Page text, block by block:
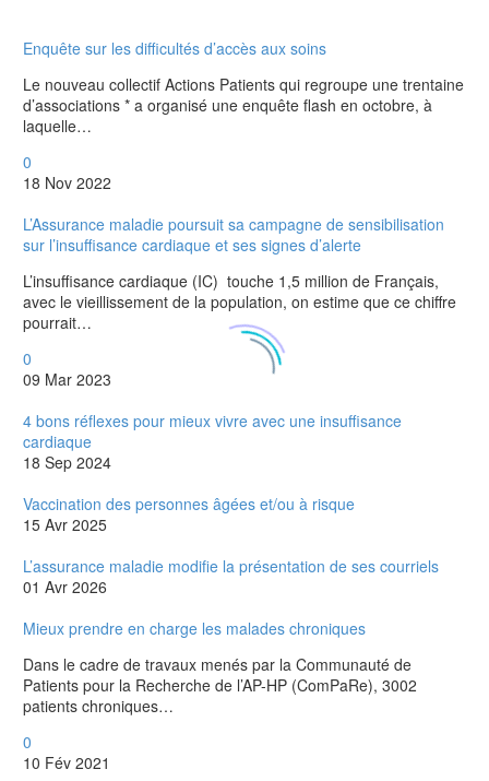
Enquête sur les difficultés d’accès aux soins
Le nouveau collectif Actions Patients qui regroupe une trentaine
d’associations * a organisé une enquête flash en octobre, à
laquelle…
0
18 Nov 2022
L’Assurance maladie poursuit sa campagne de sensibilisation
sur l’insuffisance cardiaque et ses signes d’alerte
L’insuffisance cardiaque (IC) touche 1,5 million de Français,
avec le vieillissement de la population, on estime que ce chiffre
pourrait…
0
09 Mar 2023
4 bons réflexes pour mieux vivre avec une insuffisance
cardiaque
18 Sep 2024
Vaccination des personnes âgées et/ou à risque
15 Avr 2025
L’assurance maladie modifie la présentation de ses courriels
01 Avr 2026
Mieux prendre en charge les malades chroniques
Dans le cadre de travaux menés par la Communauté de
Patients pour la Recherche de l’AP-HP (ComPaRe), 3002
patients chroniques…
0
10 Fév 2021